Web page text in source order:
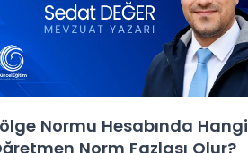
Normu Hesabında Hangi
Norm Fazlası Olur?